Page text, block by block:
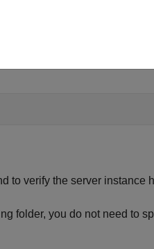
to verify the server instance
folder, you do not need to